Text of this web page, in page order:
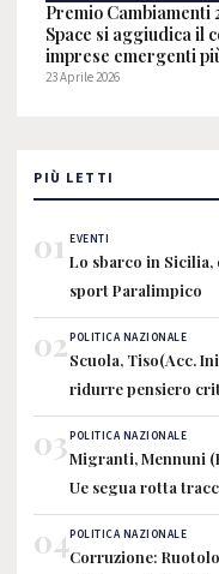
Premio Cambiamenti
Space si aggiudica il
imprese emergenti
23 Aprile 2026
PIÙ LETTI
01 EVENTI
Lo sbarco in Sicilia,
sport Paralimpico
02POLITICA NAZIONALE
Scuola, Tiso(Acc.
ridurre pensiero
03POLITICA NAZIONALE
Migranti, Mennuni
Ue segua rotta
04POLITICA NAZIONALE
Corruzione: